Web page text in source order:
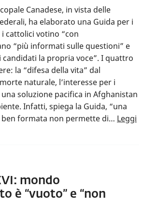
Canadese, in vista delle
ha elaborato una Guida per i
cattolici votino “con
“più informati sulle questioni” e
candidati la propria voce”. I quattro
la “difesa della vita” dal
naturale, l’interesse per i
soluzione pacifica in Afghanistan
Infatti, spiega la Guida, “una
ben formata non permette di… Leggi
mondo
è “vuoto” e “non